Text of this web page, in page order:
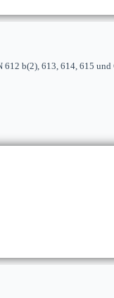
612 b(2), 613, 614, 615